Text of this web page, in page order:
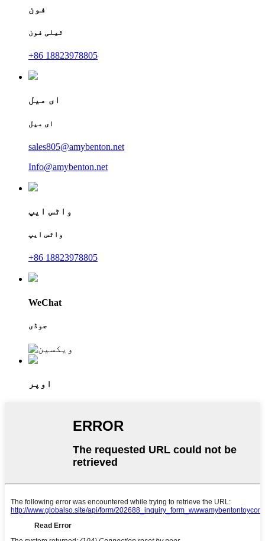
فون
ٹیلی فون
+86 18823978805
ای میل
ای میل
sales805@amybenton.net
Info@amybenton.net
واٹس ایپ
واٹس ایپ
+86 18823978805
WeChat
جوڈی
اوپر